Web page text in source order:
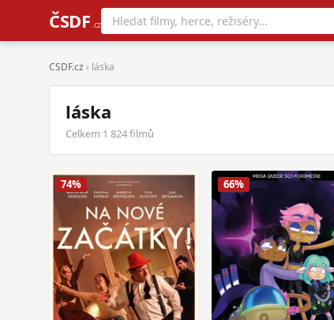
ČSDF .cz
CSDF.cz › láska
láska
Celkem 1 824 filmů
74% 66%